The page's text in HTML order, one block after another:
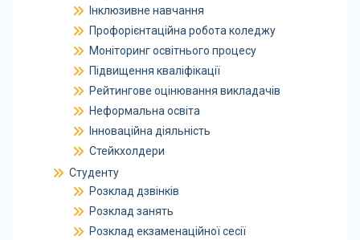
Інклюзивне навчання
Профорієнтаційна робота коледжу
Моніторинг освітнього процесу
Підвищення кваліфікації
Рейтингове оцінювання викладачів
Неформальна освіта
Інноваційна діяльність
Стейкхолдери
Студенту
Розклад дзвінків
Розклад занять
Розклад екзаменаційної сесії